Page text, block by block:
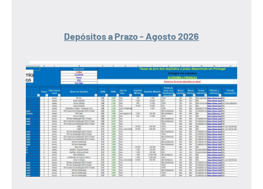
Depósitos a Prazo - Agosto 2026